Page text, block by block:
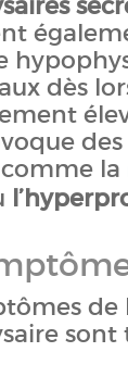
dès
des
la
de
sont